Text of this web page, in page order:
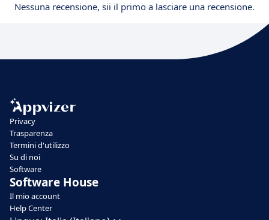
Nessuna recensione, sii il primo a lasciare una recensione.
Privacy
Trasparenza
Termini d'utilizzo
Su di noi
Software
Software House
Il mio account
Help Center